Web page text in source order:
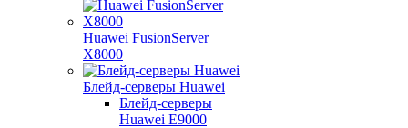
Huawei FusionServer
X8000
Блейд-серверы Huawei
Блейд-серверы
Huawei E9000